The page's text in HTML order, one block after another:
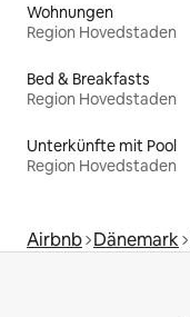
Wohnungen
Region Hovedstaden
Bed & Breakfasts
Region Hovedstaden
Unterkünfte mit Pool
Region Hovedstaden
Airbnb Dänemark